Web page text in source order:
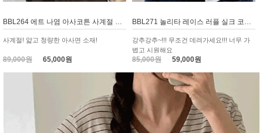
사계절! 얇고 청량한 아사면 소재!
89,000원65,000원
강추강추~!!! 무조건 데려가세요!!! 너무 가
볍고 시원해요
85,000원59,000원